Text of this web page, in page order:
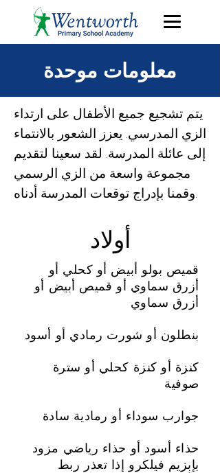
معلومات موحدة
يتم تشجيع جميع الأطفال على ارتداء
الزي المدرسي. يعزز الشعور بالانتماء
إلى عائلة المدرسة. لقد سعينا لتقديم
مجموعة واسعة من الزي الرسمي
وقمنا بإدراج توقعات المدرسة أدناه.
أولاد
قميص بولو أبيض أو كحلي أو
أزرق سماوي أو قميص أبيض أو
أزرق سماوي
بنطلون أو شورت رمادي أو أسود
كنزة أو كنزة كحلي أو سترة
صوفية
جوارب سوداء أو رمادية سادة
حذاء أسود أو حذاء رياضي مزود
بإبزيم فيلكرو إذا تعذر ربط